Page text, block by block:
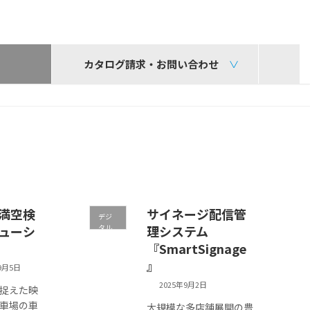
カタログ請求・お問い合わせ
空検
ーシ
5日
えた映
場の車
デジ
タル
サイネージ配信管
理システム
『SmartSignage
』
2025年9月2日
大規模な多店舗展開の豊